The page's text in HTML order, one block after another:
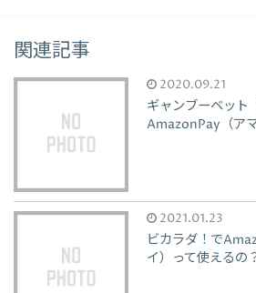
関連記事
2020.09.21
ギャンブーベット
AmazonPay（ア
2021.01.23
ビカラダ！で
イ）って使えるの